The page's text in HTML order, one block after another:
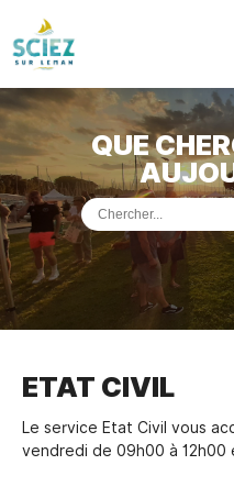
ACCUEIL
VOTREMAIRIE
VIEPRATIQUE
DÉMARCHES &
PORTDE
MUSÉEDE
QUE
ETAT CIVIL
Le service Etat Civil vous
vendredi de 09h00 à 12h00